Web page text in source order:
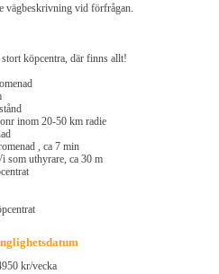
vägbeskrivning vid förfrågan.
köpcentra, där finns allt!
inom 20-50 km radie
, ca 7 min
som uthyrare, ca 30 m
kr/vecka